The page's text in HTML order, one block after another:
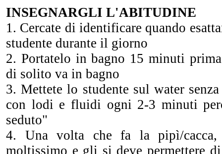
INSEGNARGLI L'ABITUDINE
1. Cercate di identificare quando
studente durante il giorno
2. Portatelo in bagno 15 minuti
di solito va in bagno
3. Mettete lo studente sul water
con lodi e fluidi ogni 2-3 minuti
seduto"
4. Una volta che fa la pipì/cacca,
moltissimo e gli si deve permettere